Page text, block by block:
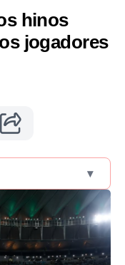
hinos
jogadores
▾